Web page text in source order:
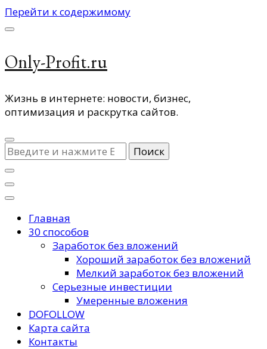
Перейти к содержимому
Only-Profit.ru
Жизнь в интернете: новости, бизнес,
оптимизация и раскрутка сайтов.
Ищите
что-
то?
Главная
30 способов
Заработок без вложений
Хороший заработок без вложений
Мелкий заработок без вложений
Серьезные инвестиции
Умеренные вложения
DOFOLLOW
Карта сайта
Контакты